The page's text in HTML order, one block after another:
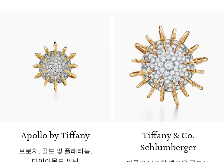
Apollo by Tiffany
브로치, 골드 및 플래티늄,
다이아몬드 세팅
Tiffany & Co.
Schlumberger